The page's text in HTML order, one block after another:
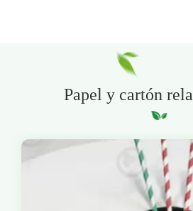
Papel y cartón